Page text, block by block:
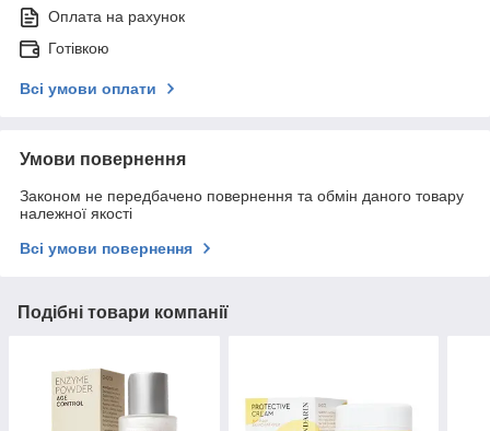
Оплата на рахунок
Готівкою
Всі умови оплати
Умови повернення
Законом не передбачено повернення та обмін даного товару
належної якості
Всі умови повернення
Подібні товари компанії